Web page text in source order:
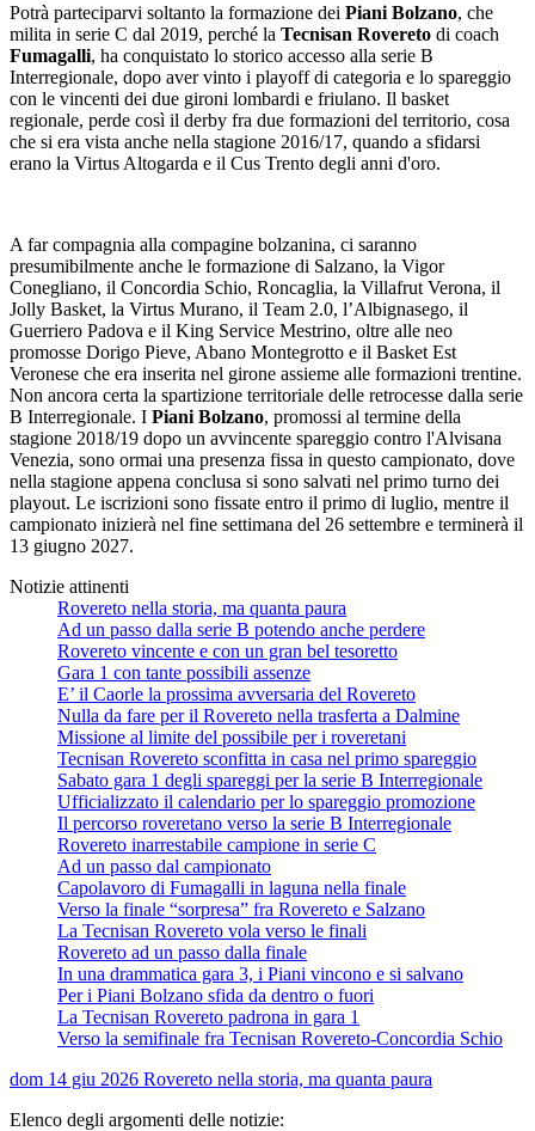
Potrà parteciparvi soltanto la formazione dei Piani Bolzano, che
milita in serie C dal 2019, perché la Tecnisan Rovereto di coach
Fumagalli, ha conquistato lo storico accesso alla serie B
Interregionale, dopo aver vinto i playoff di categoria e lo spareggio
con le vincenti dei due gironi lombardi e friulano. Il basket
regionale, perde così il derby fra due formazioni del territorio, cosa
che si era vista anche nella stagione 2016/17, quando a sfidarsi
erano la Virtus Altogarda e il Cus Trento degli anni d'oro.
A far compagnia alla compagine bolzanina, ci saranno
presumibilmente anche le formazione di Salzano, la Vigor
Conegliano, il Concordia Schio, Roncaglia, la Villafrut Verona, il
Jolly Basket, la Virtus Murano, il Team 2.0, l’Albignasego, il
Guerriero Padova e il King Service Mestrino, oltre alle neo
promosse Dorigo Pieve, Abano Montegrotto e il Basket Est
Veronese che era inserita nel girone assieme alle formazioni trentine.
Non ancora certa la spartizione territoriale delle retrocesse dalla serie
B Interregionale. I Piani Bolzano, promossi al termine della
stagione 2018/19 dopo un avvincente spareggio contro l'Alvisana
Venezia, sono ormai una presenza fissa in questo campionato, dove
nella stagione appena conclusa si sono salvati nel primo turno dei
playout. Le iscrizioni sono fissate entro il primo di luglio, mentre il
campionato inizierà nel fine settimana del 26 settembre e terminerà il
13 giugno 2027.
Notizie attinenti
Rovereto nella storia, ma quanta paura
Ad un passo dalla serie B potendo anche perdere
Rovereto vincente e con un gran bel tesoretto
Gara 1 con tante possibili assenze
E’ il Caorle la prossima avversaria del Rovereto
Nulla da fare per il Rovereto nella trasferta a Dalmine
Missione al limite del possibile per i roveretani
Tecnisan Rovereto sconfitta in casa nel primo spareggio
Sabato gara 1 degli spareggi per la serie B Interregionale
Ufficializzato il calendario per lo spareggio promozione
Il percorso roveretano verso la serie B Interregionale
Rovereto inarrestabile campione in serie C
Ad un passo dal campionato
Capolavoro di Fumagalli in laguna nella finale
Verso la finale “sorpresa” fra Rovereto e Salzano
La Tecnisan Rovereto vola verso le finali
Rovereto ad un passo dalla finale
In una drammatica gara 3, i Piani vincono e si salvano
Per i Piani Bolzano sfida da dentro o fuori
La Tecnisan Rovereto padrona in gara 1
Verso la semifinale fra Tecnisan Rovereto-Concordia Schio
dom 14 giu 2026 Rovereto nella storia, ma quanta paura
Elenco degli argomenti delle notizie: